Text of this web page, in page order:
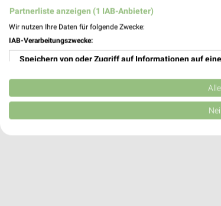
Partnerliste anzeigen (1 IAB-Anbieter)
Wir nutzen Ihre Daten für folgende Zwecke:
IAB-Verarbeitungszwecke:
Speichern von oder Zugriff auf Informationen auf
Verwendung reduzierter Daten zur Auswahl von
Erstellung von Profilen für personalisierte Werbung